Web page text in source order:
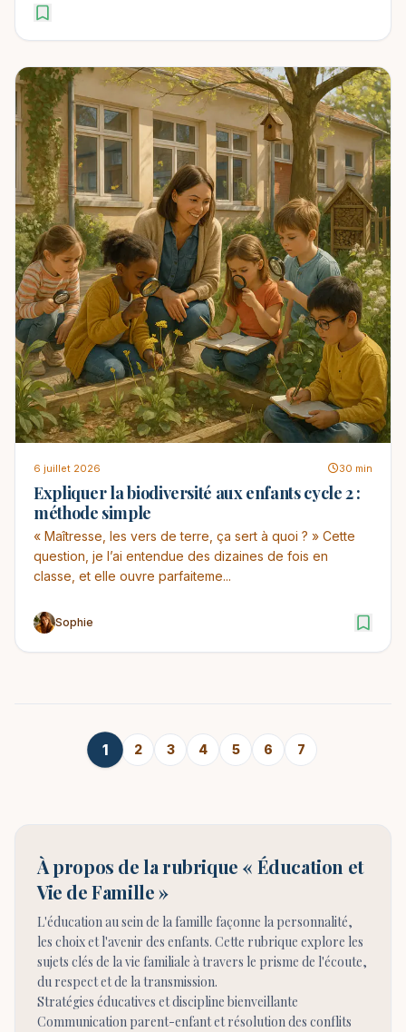
6 juillet 2026 30 min
Expliquer la biodiversité aux enfants cycle 2 :
méthode simple
« Maîtresse, les vers de terre, ça sert à quoi ? » Cette
question, je l’ai entendue des dizaines de fois en
classe, et elle ouvre parfaiteme...
Sophie
1 2 3 4 5 6 7
À propos de la rubrique « Éducation et
Vie de Famille »
L'éducation au sein de la famille façonne la personnalité,
les choix et l'avenir des enfants. Cette rubrique explore les
sujets clés de la vie familiale à travers le prisme de l'écoute,
du respect et de la transmission.
Stratégies éducatives et discipline bienveillante
Communication parent-enfant et résolution des conflits